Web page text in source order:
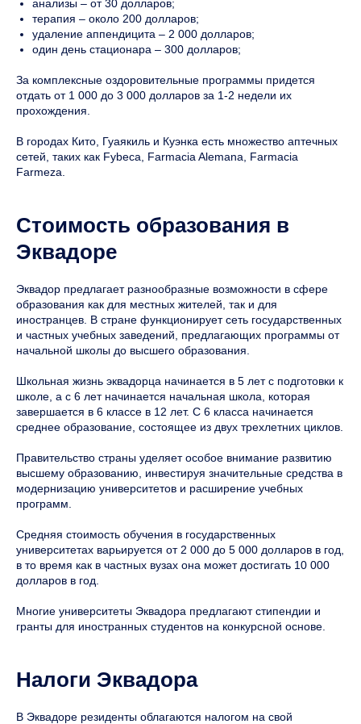
анализы – от 30 долларов;
терапия – около 200 долларов;
удаление аппендицита – 2 000 долларов;
один день стационара – 300 долларов;
За комплексные оздоровительные программы придется
отдать от 1 000 до 3 000 долларов за 1-2 недели их
прохождения.
В городах Кито, Гуаякиль и Куэнка есть множество аптечных
сетей, таких как Fybeca, Farmacia Alemana, Farmacia
Farmeza.
Стоимость образования в
Эквадоре
Эквадор предлагает разнообразные возможности в сфере
образования как для местных жителей, так и для
иностранцев. В стране функционирует сеть государственных
и частных учебных заведений, предлагающих программы от
начальной школы до высшего образования.
Школьная жизнь эквадорца начинается в 5 лет с подготовки к
школе, а с 6 лет начинается начальная школа, которая
завершается в 6 классе в 12 лет. С 6 класса начинается
среднее образование, состоящее из двух трехлетних циклов.
Правительство страны уделяет особое внимание развитию
высшему образованию, инвестируя значительные средства в
модернизацию университетов и расширение учебных
программ.
Средняя стоимость обучения в государственных
университетах варьируется от 2 000 до 5 000 долларов в год,
в то время как в частных вузах она может достигать 10 000
долларов в год.
Многие университеты Эквадора предлагают стипендии и
гранты для иностранных студентов на конкурсной основе.
Налоги Эквадора
В Эквадоре резиденты облагаются налогом на свой